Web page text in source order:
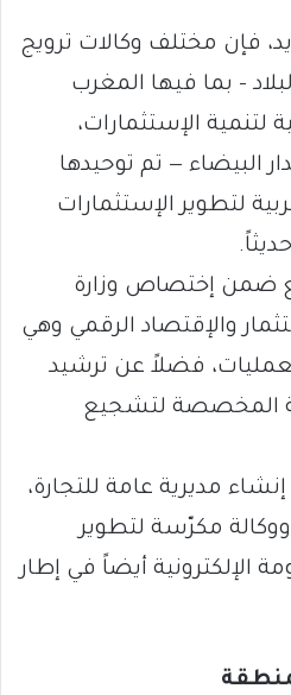
فإن مختلف وكالات ترويج
– بما فيها المغرب
لتنمية الإستثمارات،
البيضاء — تم توحيدها
لتطوير الإستثمارات
ضمن إختصاص وزارة
والإقتصاد الرقمي وهي
فضلاً عن ترشيد
المخصصة لتشجيع
مديرية عامة للتجارة،
مكرّسة لتطوير
الإلكترونية أيضاً في إطار